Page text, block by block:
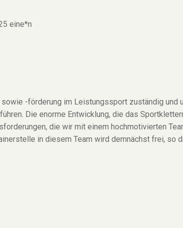
eine*n
-förderung im Leistungssport zuständig und
Die enorme Entwicklung, die das
die wir mit einem hochmotivierten
in diesem Team wird demnächst frei, so